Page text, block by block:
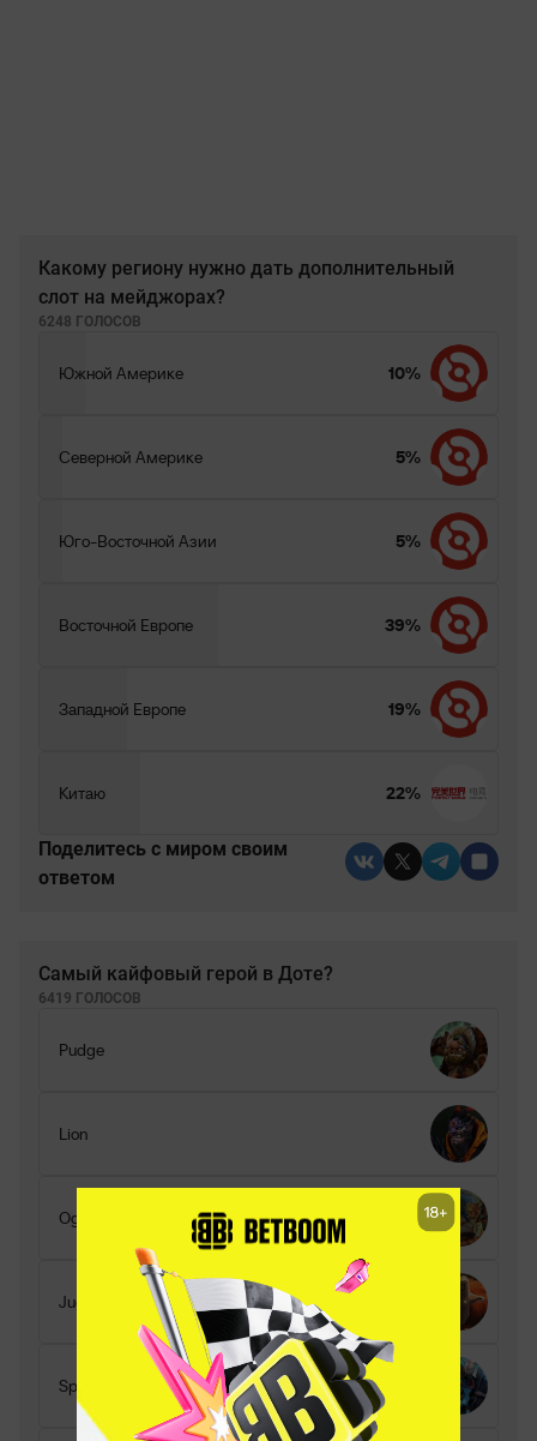
Какому региону нужно дать дополнительный
слот на мейджорах?
6248 ГОЛОСОВ
Южной Америке 10%
Северной Америке 5%
Юго-Восточной Азии 5%
Восточной Европе 39%
Западной Европе 19%
Китаю 22%
Поделитесь c миром своим
ответом
Самый кайфовый герой в Доте?
6419 ГОЛОСОВ
Pudge
Lion
Ogre Magi
Juggernaut
Spirit Breaker